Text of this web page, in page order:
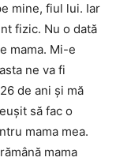
mine, fiul lui. Iar
fizic. Nu o dată
mama. Mi-e
ne va fi
de ani şi mă
să fac o
mama mea.
mama